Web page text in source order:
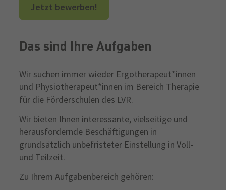
Jetzt bewerben!
Das sind Ihre Aufgaben
Wir suchen immer wieder Ergotherapeut*innen
und Physiotherapeut*innen im Bereich Therapie
für die Förderschulen des LVR.
Wir bieten Ihnen interessante, vielseitige und
herausfordernde Beschäftigungen in
grundsätzlich unbefristeter Einstellung in Voll-
und Teilzeit.
Zu Ihrem Aufgabenbereich gehören: